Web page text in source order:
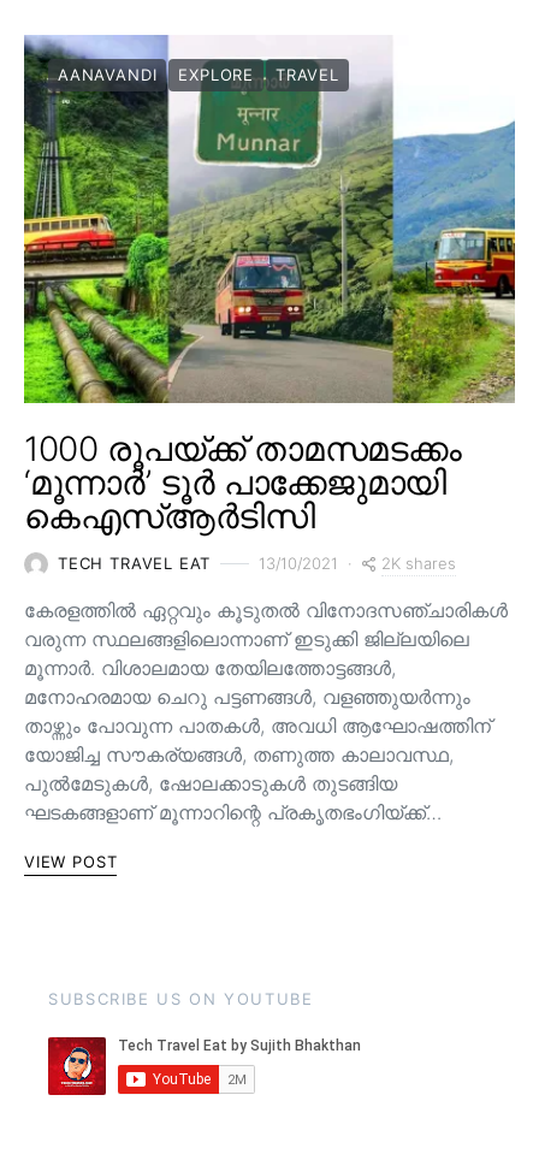
AANAVANDI EXPLORE TRAVEL
1000 രൂപയ്ക്ക് താമസമടക്കം
‘മൂന്നാർ’ ടൂർ പാക്കേജുമായി
കെഎസ്ആർടിസി
TECH TRAVEL EAT 13/10/2021 2K shares
കേരളത്തിൽ ഏറ്റവും കൂടുതൽ വിനോദസഞ്ചാരികൾ
വരുന്ന സ്ഥലങ്ങളിലൊന്നാണ് ഇടുക്കി ജില്ലയിലെ
മൂന്നാർ. വിശാലമായ തേയിലത്തോട്ടങ്ങള്‍,
മനോഹരമായ ചെറു പട്ടണങ്ങള്‍, വളഞ്ഞുയര്‍ന്നും
താഴ്ന്നും പോവുന്ന പാതകള്‍, അവധി ആഘോഷത്തിന്
യോജിച്ച സൗകര്യങ്ങള്‍, തണുത്ത കാലാവസ്ഥ,
പുൽമേടുകൾ, ഷോലക്കാടുകൾ തുടങ്ങിയ
ഘടകങ്ങളാണ് മൂന്നാറിന്റെ പ്രകൃതഭംഗിയ്ക്ക്…
VIEW POST
SUBSCRIBE US ON YOUTUBE